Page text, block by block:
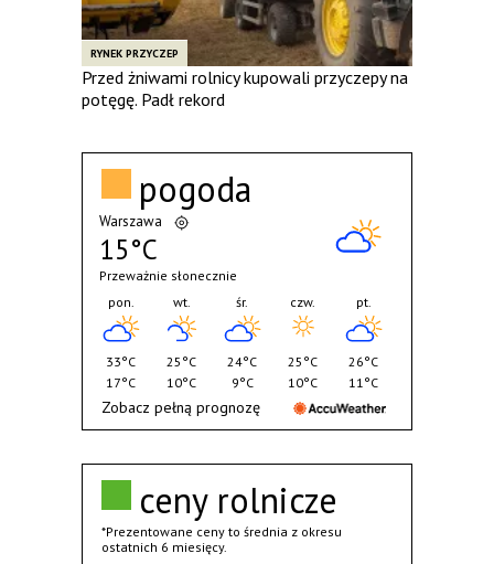
RYNEK PRZYCZEP
Przed żniwami rolnicy kupowali przyczepy na
potęgę. Padł rekord
ceny rolnicze
*Prezentowane ceny to średnia z okresu
ostatnich 6 miesięcy.
pogoda
Warszawa
15°C
Przeważnie słonecznie
pon.
33°C
17°C
wt.
25°C
10°C
śr.
24°C
9°C
czw.
25°C
10°C
pt.
26°C
11°C
Zobacz pełną prognozę